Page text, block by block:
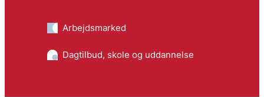
Arbejdsmarked
Dagtilbud, skole og uddannelse